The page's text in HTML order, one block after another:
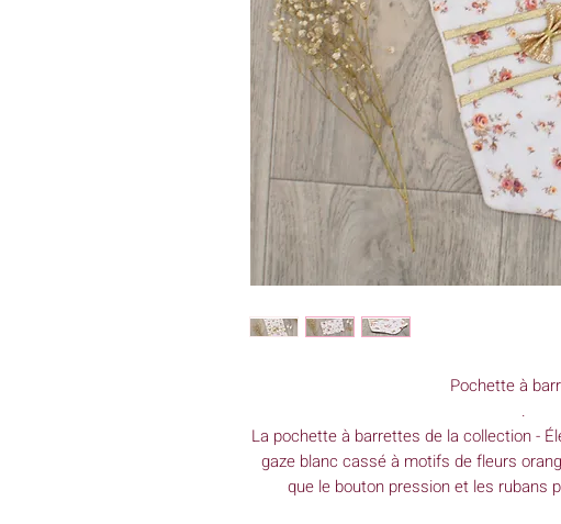
Pochette à
.
La pochette à barrettes de la collection -
gaze blanc cassé à motifs de fleurs
que le bouton pression et les rubans